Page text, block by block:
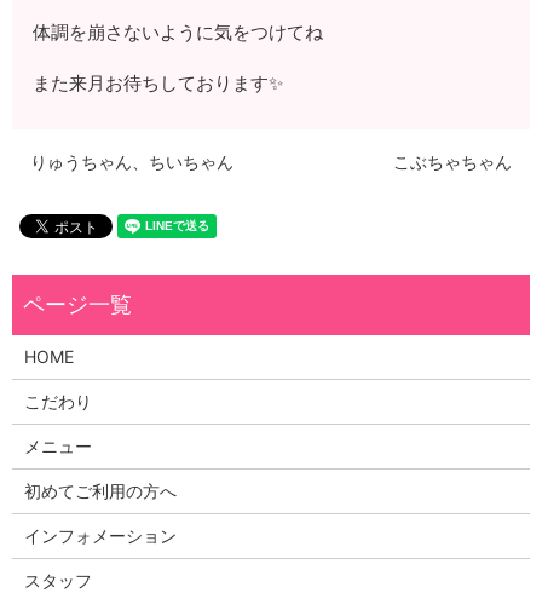
体調を崩さないように気をつけてね
また来月お待ちしております✨
りゅうちゃん、ちいちゃん こぶちゃちゃん
HOME
こだわり
メニュー
初めてご利用の方へ
インフォメーション
スタッフ